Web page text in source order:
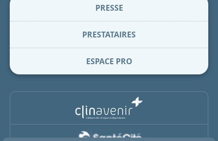
PRESSE
PRESTATAIRES
ESPACE PRO